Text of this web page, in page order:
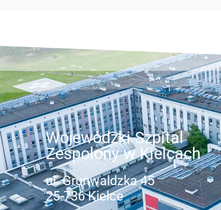
Wojewódzki Szpital
Zespolony w Kielcach
ul. Grunwaldzka 45
25-736 Kielce